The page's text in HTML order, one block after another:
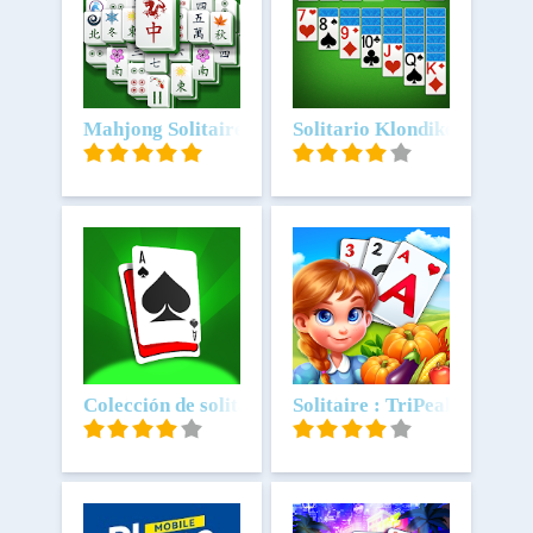
Scarica
Mahjong Solitaire Scarica
Solitario Klondike -
Scarica
Colección de solitarios Scarica
Solitaire : TriPeaks Farm